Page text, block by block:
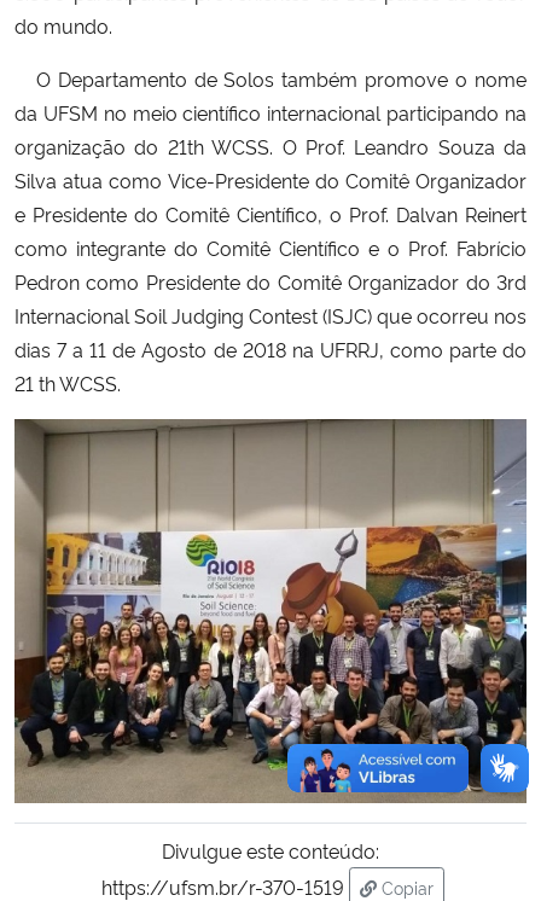
Advocacia-Geral da União
Banco Central do Brasil
Planalto
do mundo.
O Departamento de Solos também promove o nome
da UFSM no meio científico internacional participando na
organização do 21th WCSS. O Prof. Leandro Souza da
Silva atua como Vice-Presidente do Comitê Organizador
e Presidente do Comitê Científico, o Prof. Dalvan Reinert
como integrante do Comitê Científico e o Prof. Fabrício
Pedron como Presidente do Comitê Organizador do 3rd
Internacional Soil Judging Contest (ISJC) que ocorreu nos
dias 7 a 11 de Agosto de 2018 na UFRRJ, como parte do
21 th WCSS.
Divulgue este conteúdo:
https://ufsm.br/r-370-1519
Copiar